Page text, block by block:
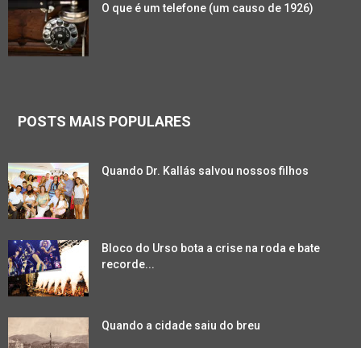
O que é um telefone (um causo de 1926)
POSTS MAIS POPULARES
Quando Dr. Kallás salvou nossos filhos
Bloco do Urso bota a crise na roda e bate
recorde...
Quando a cidade saiu do breu